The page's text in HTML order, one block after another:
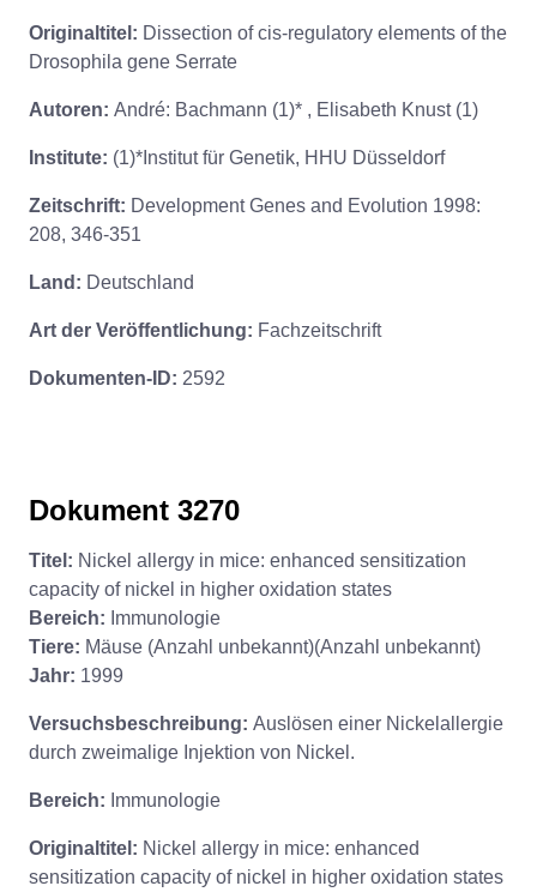
Originaltitel: Dissection of cis-regulatory elements of the
Drosophila gene Serrate
Autoren: André: Bachmann (1)* , Elisabeth Knust (1)
Institute: (1)*Institut für Genetik, HHU Düsseldorf
Zeitschrift: Development Genes and Evolution 1998:
208, 346-351
Land: Deutschland
Art der Veröffentlichung: Fachzeitschrift
Dokumenten-ID: 2592
Dokument 3270
Titel: Nickel allergy in mice: enhanced sensitization
capacity of nickel in higher oxidation states
Bereich: Immunologie
Tiere: Mäuse (Anzahl unbekannt)(Anzahl unbekannt)
Jahr: 1999
Versuchsbeschreibung: Auslösen einer Nickelallergie
durch zweimalige Injektion von Nickel.
Bereich: Immunologie
Originaltitel: Nickel allergy in mice: enhanced
sensitization capacity of nickel in higher oxidation states